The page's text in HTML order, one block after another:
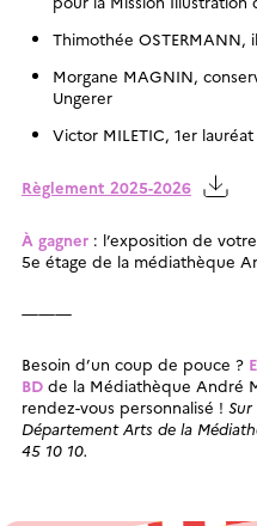
Thimothée
Morgane MAGNIN,
Ungerer
Victor MILETIC, 1er
Règlement 2025-2026
À gagner : l’exposition de
5e étage de la médiathèque
———
Besoin d’un coup de pouce ?
BD de la Médiathèque André
rendez-vous personnalisé !
Département Arts de la
45 10 10.